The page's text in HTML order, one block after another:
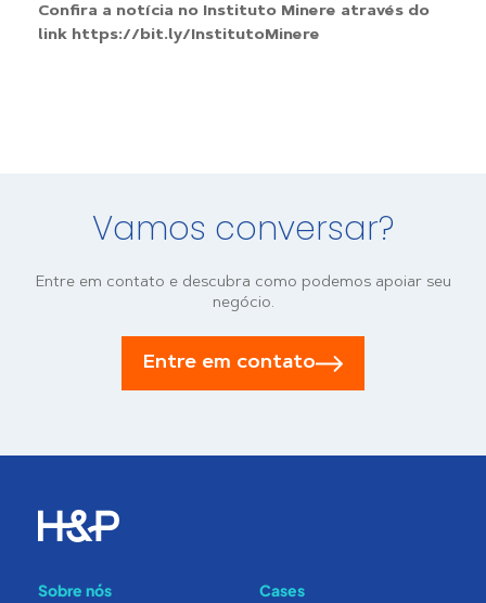
Confira a notícia no Instituto Minere através do
link https://bit.ly/InstitutoMinere
Vamos conversar?
Entre em contato e descubra como podemos apoiar seu
negócio.
Entre em contato
Sobre nós Cases